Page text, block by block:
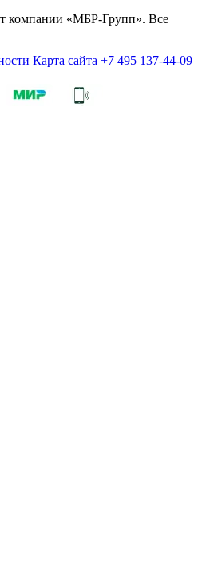
компании «МБР-Групп». Все
Карта сайта +7 495 137-44-09